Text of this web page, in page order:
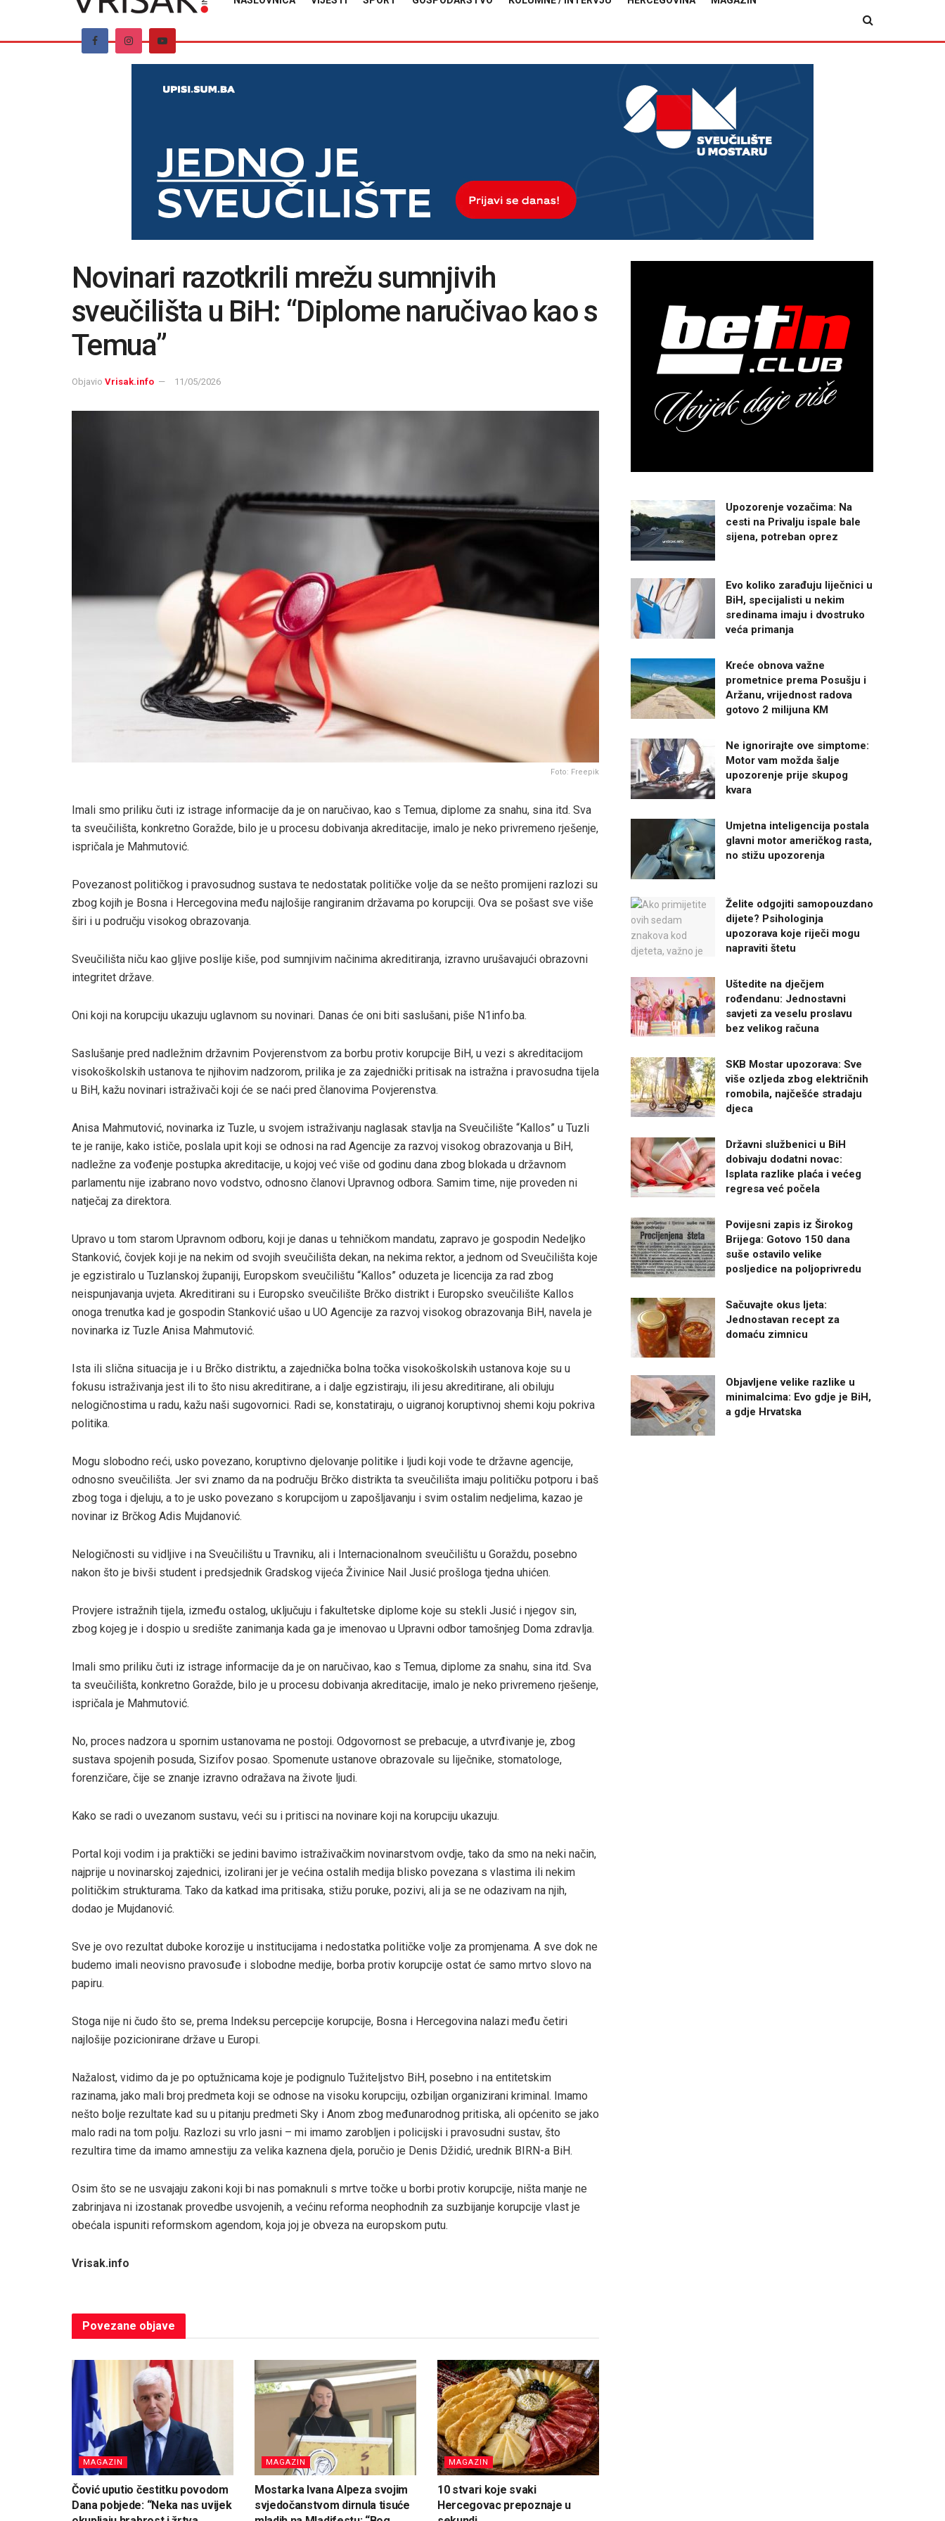
Novinari razotkrili mrežu sumnjivih
sveučilišta u BiH: “Diplome naručivao kao s
Temua”
Objavio Vrisak.info 11/05/2026
Foto: Freepik
Imali smo priliku čuti iz istrage informacije da je on naručivao, kao s Temua, diplome za snahu, sina itd. Sva
ta sveučilišta, konkretno Goražde, bilo je u procesu dobivanja akreditacije, imalo je neko privremeno rješenje,
ispričala je Mahmutović.
Povezanost političkog i pravosudnog sustava te nedostatak političke volje da se nešto promijeni razlozi su
zbog kojih je Bosna i Hercegovina među najlošije rangiranim državama po korupciji. Ova se pošast sve više
širi i u području visokog obrazovanja.
Sveučilišta niču kao gljive poslije kiše, pod sumnjivim načinima akreditiranja, izravno urušavajući obrazovni
integritet države.
Oni koji na korupciju ukazuju uglavnom su novinari. Danas će oni biti saslušani, piše N1info.ba.
Saslušanje pred nadležnim državnim Povjerenstvom za borbu protiv korupcije BiH, u vezi s akreditacijom
visokoškolskih ustanova te njihovim nadzorom, prilika je za zajednički pritisak na istražna i pravosudna tijela
u BiH, kažu novinari istraživači koji će se naći pred članovima Povjerenstva.
Anisa Mahmutović, novinarka iz Tuzle, u svojem istraživanju naglasak stavlja na Sveučilište “Kallos” u Tuzli
te je ranije, kako ističe, poslala upit koji se odnosi na rad Agencije za razvoj visokog obrazovanja u BiH,
nadležne za vođenje postupka akreditacije, u kojoj već više od godinu dana zbog blokada u državnom
parlamentu nije izabrano novo vodstvo, odnosno članovi Upravnog odbora. Samim time, nije proveden ni
natječaj za direktora.
Upravo u tom starom Upravnom odboru, koji je danas u tehničkom mandatu, zapravo je gospodin Nedeljko
Stanković, čovjek koji je na nekim od svojih sveučilišta dekan, na nekima rektor, a jednom od Sveučilišta koje
je egzistiralo u Tuzlanskoj županiji, Europskom sveučilištu “Kallos” oduzeta je licencija za rad zbog
neispunjavanja uvjeta. Akreditirani su i Europsko sveučilište Brčko distrikt i Europsko sveučilište Kallos
onoga trenutka kad je gospodin Stanković ušao u UO Agencije za razvoj visokog obrazovanja BiH, navela je
novinarka iz Tuzle Anisa Mahmutović.
Ista ili slična situacija je i u Brčko distriktu, a zajednička bolna točka visokoškolskih ustanova koje su u
fokusu istraživanja jest ili to što nisu akreditirane, a i dalje egzistiraju, ili jesu akreditirane, ali obiluju
nelogičnostima u radu, kažu naši sugovornici. Radi se, konstatiraju, o uigranoj koruptivnoj shemi koju pokriva
politika.
Mogu slobodno reći, usko povezano, koruptivno djelovanje politike i ljudi koji vode te državne agencije,
odnosno sveučilišta. Jer svi znamo da na području Brčko distrikta ta sveučilišta imaju političku potporu i baš
zbog toga i djeluju, a to je usko povezano s korupcijom u zapošljavanju i svim ostalim nedjelima, kazao je
novinar iz Brčkog Adis Mujdanović.
Nelogičnosti su vidljive i na Sveučilištu u Travniku, ali i Internacionalnom sveučilištu u Goraždu, posebno
nakon što je bivši student i predsjednik Gradskog vijeća Živinice Nail Jusić prošloga tjedna uhićen.
Provjere istražnih tijela, između ostalog, uključuju i fakultetske diplome koje su stekli Jusić i njegov sin,
zbog kojeg je i dospio u središte zanimanja kada ga je imenovao u Upravni odbor tamošnjeg Doma zdravlja.
Imali smo priliku čuti iz istrage informacije da je on naručivao, kao s Temua, diplome za snahu, sina itd. Sva
ta sveučilišta, konkretno Goražde, bilo je u procesu dobivanja akreditacije, imalo je neko privremeno rješenje,
ispričala je Mahmutović.
No, proces nadzora u spornim ustanovama ne postoji. Odgovornost se prebacuje, a utvrđivanje je, zbog
sustava spojenih posuda, Sizifov posao. Spomenute ustanove obrazovale su liječnike, stomatologe,
forenzičare, čije se znanje izravno odražava na živote ljudi.
Kako se radi o uvezanom sustavu, veći su i pritisci na novinare koji na korupciju ukazuju.
Portal koji vodim i ja praktički se jedini bavimo istraživačkim novinarstvom ovdje, tako da smo na neki način,
najprije u novinarskoj zajednici, izolirani jer je većina ostalih medija blisko povezana s vlastima ili nekim
političkim strukturama. Tako da katkad ima pritisaka, stižu poruke, pozivi, ali ja se ne odazivam na njih,
dodao je Mujdanović.
Sve je ovo rezultat duboke korozije u institucijama i nedostatka političke volje za promjenama. A sve dok ne
budemo imali neovisno pravosuđe i slobodne medije, borba protiv korupcije ostat će samo mrtvo slovo na
papiru.
Stoga nije ni čudo što se, prema Indeksu percepcije korupcije, Bosna i Hercegovina nalazi među četiri
najlošije pozicionirane države u Europi.
Nažalost, vidimo da je po optužnicama koje je podignulo Tužiteljstvo BiH, posebno i na entitetskim
razinama, jako mali broj predmeta koji se odnose na visoku korupciju, ozbiljan organizirani kriminal. Imamo
nešto bolje rezultate kad su u pitanju predmeti Sky i Anom zbog međunarodnog pritiska, ali općenito se jako
malo radi na tom polju. Razlozi su vrlo jasni – mi imamo zarobljen i policijski i pravosudni sustav, što
rezultira time da imamo amnestiju za velika kaznena djela, poručio je Denis Džidić, urednik BIRN-a BiH.
Osim što se ne usvajaju zakoni koji bi nas pomaknuli s mrtve točke u borbi protiv korupcije, ništa manje ne
zabrinjava ni izostanak provedbe usvojenih, a većinu reforma neophodnih za suzbijanje korupcije vlast je
obećala ispuniti reformskom agendom, koja joj je obveza na europskom putu.
Vrisak.info
Povezane objave
MAGAZIN
Čović uputio čestitku povodom
Dana pobjede: “Neka nas uvijek
MAGAZIN
Mostarka Ivana Alpeza svojim
svjedočanstvom dirnula tisuće
MAGAZIN
10 stvari koje svaki
Hercegovac prepoznaje u
Upozorenje vozačima: Na
cesti na Privalju ispale bale
sijena, potreban oprez
Evo koliko zarađuju liječnici u
BiH, specijalisti u nekim
sredinama imaju i dvostruko
veća primanja
Kreće obnova važne
prometnice prema Posušju i
Aržanu, vrijednost radova
gotovo 2 milijuna KM
Ne ignorirajte ove simptome:
Motor vam možda šalje
upozorenje prije skupog
kvara
Umjetna inteligencija postala
glavni motor američkog rasta,
no stižu upozorenja
Želite odgojiti samopouzdano
dijete? Psihologinja
upozorava koje riječi mogu
napraviti štetu
Uštedite na dječjem
rođendanu: Jednostavni
savjeti za veselu proslavu
bez velikog računa
SKB Mostar upozorava: Sve
više ozljeda zbog električnih
romobila, najčešće stradaju
djeca
Državni službenici u BiH
dobivaju dodatni novac:
Isplata razlike plaća i većeg
regresa već počela
Povijesni zapis iz Širokog
Brijega: Gotovo 150 dana
suše ostavilo velike
posljedice na poljoprivredu
Sačuvajte okus ljeta:
Jednostavan recept za
domaću zimnicu
Objavljene velike razlike u
minimalcima: Evo gdje je BiH,
a gdje Hrvatska